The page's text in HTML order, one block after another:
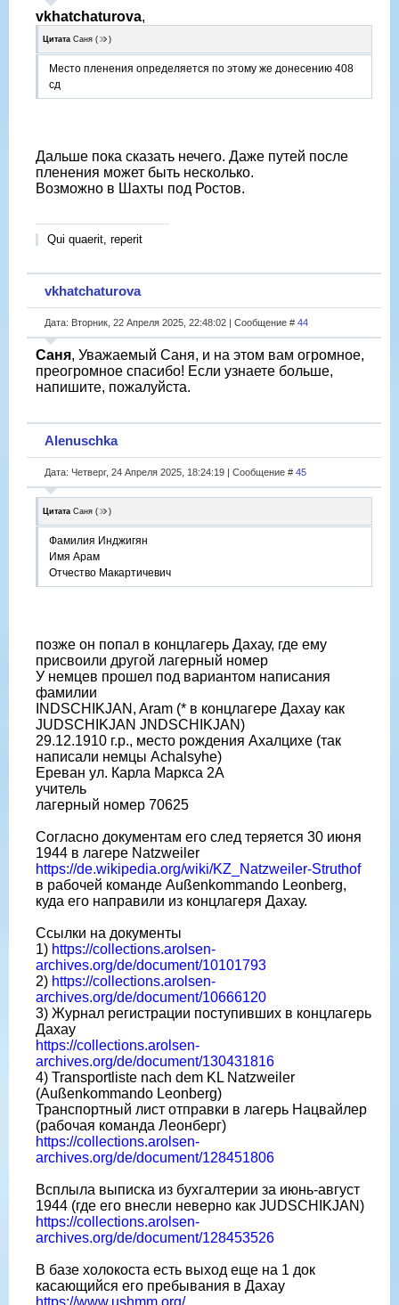
vkhatchaturova,
Цитата Саня ( )
Место пленения определяется по этому же донесению 408
сд
Дальше пока сказать нечего. Даже путей после
пленения может быть несколько.
Возможно в Шахты под Ростов.
Qui quaerit, reperit
vkhatchaturova
Дата: Вторник, 22 Апреля 2025, 22:48:02 | Сообщение # 44
Саня, Уважаемый Саня, и на этом вам огромное,
преогромное спасибо! Если узнаете больше,
напишите, пожалуйста.
Alenuschka
Дата: Четверг, 24 Апреля 2025, 18:24:19 | Сообщение # 45
Цитата Саня ( )
Фамилия Инджигян
Имя Арам
Отчество Макартичевич
позже он попал в концлагерь Дахау, где ему
присвоили другой лагерный номер
У немцев прошел под вариантом написания
фамилии
INDSCHIKJAN, Aram (* в концлагере Дахау как
JUDSCHIKJAN JNDSCHIKJAN)
29.12.1910 г.р., место рождения Ахалцихе (так
написали немцы Achalsyhe)
Ереван ул. Карла Маркса 2А
учитель
лагерный номер 70625
Согласно документам его след теряется 30 июня
1944 в лагере Natzweiler
https://de.wikipedia.org/wiki/KZ_Natzweiler-Struthof
в рабочей команде Außenkommando Leonberg,
куда его направили из концлагеря Дахау.
Ссылки на документы
1) https://collections.arolsen-
archives.org/de/document/10101793
2) https://collections.arolsen-
archives.org/de/document/10666120
3) Журнал регистрации поступивших в концлагерь
Дахау
https://collections.arolsen-
archives.org/de/document/130431816
4) Transportliste nach dem KL Natzweiler
(Außenkommando Leonberg)
Транспортный лист отправки в лагерь Нацвайлер
(рабочая команда Леонберг)
https://collections.arolsen-
archives.org/de/document/128451806
Всплыла выписка из бухгалтерии за июнь-август
1944 (где его внесли неверно как JUDSCHIKJAN)
https://collections.arolsen-
archives.org/de/document/128453526
В базе холокоста есть выход еще на 1 док
касающийся его пребывания в Дахау
https://www.ushmm.org/